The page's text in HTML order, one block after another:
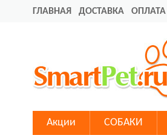
ГЛАВНАЯ ДОСТАВКА
Акции СОБАКИ